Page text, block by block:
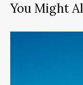
You Might